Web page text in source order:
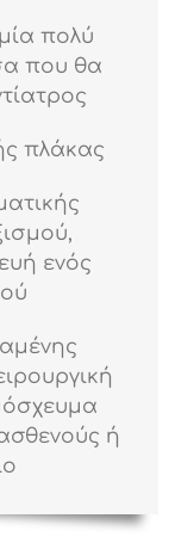
πολύ
που θα
πλάκας
ενός
ή